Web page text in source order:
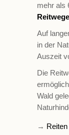
mehr als
Auf
in der
Auszeit
Die
Wald
→